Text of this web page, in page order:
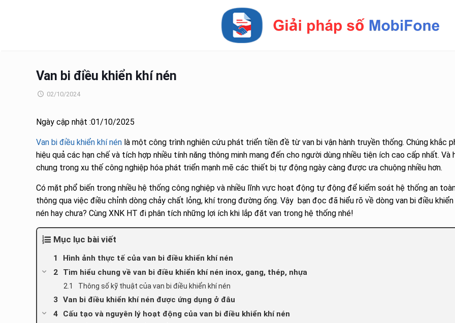
Van bi điều khiển khí nén
02/10/2024
Ngày cập nhật :01/10/2025
Van bi điều khiển khí nénlà một công trình nghiên cứu phát triển tiền đề từ van bi vận hành truyền thống. Chúng khắc
hiệu quả các hạn chế và tích hợp nhiều tính năng thông minh mang đến cho người dùng nhiều tiện ích cao cấp nhất. Và
chung trong xu thế công nghiệp hóa phát triển mạnh mẽ các thiết bị tự động ngày càng được ưa chuộng nhiều hơn.
Có mặt phổ biến trong nhiều hệ thống công nghiệp và nhiều lĩnh vực hoạt động tự động để kiểm soát hệ thống an
thông qua việc điều chỉnh dòng chảy chất lỏng, khí trong đường ống. Vậy bạn đọc đã hiểu rõ về dòng van bi điều khiển
nén hay chưa? Cùng XNK HT đi phân tích những lợi ích khi lắp đặt van trong hệ thống nhé!
Mục lục bài viết
Hình ảnh thực tế của van bi điều khiển khí nén
Tìm hiểu chung về van bi điều khiển khí nén inox, gang, thép, nhựa
Thông số kỹ thuật của van bi điều khiển khí nén
Van bi điều khiển khí nén được ứng dụng ở đâu
Cấu tạo và nguyên lý hoạt động của van bi điều khiển khí nén